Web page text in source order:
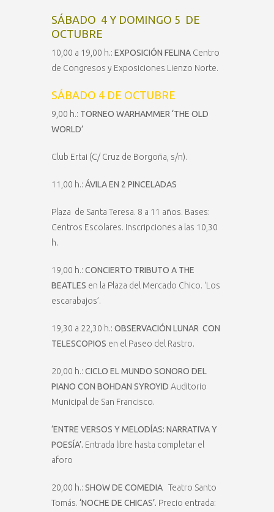
SÁBADO 4 Y DOMINGO 5 DE
OCTUBRE
10,00 a 19,00 h.: EXPOSICIÓN FELINA Centro
de Congresos y Exposiciones Lienzo Norte.
SÁBADO 4 DE OCTUBRE
9,00 h.: TORNEO WARHAMMER ‘THE OLD
WORLD’
Club Ertai (C/ Cruz de Borgoña, s/n).
11,00 h.: ÁVILA EN 2 PINCELADAS
Plaza de Santa Teresa. 8 a 11 años. Bases:
Centros Escolares. Inscripciones a las 10,30
h.
19,00 h.: CONCIERTO TRIBUTO A THE
BEATLES en la Plaza del Mercado Chico. ‘Los
escarabajos’.
19,30 a 22,30 h.: OBSERVACIÓN LUNAR CON
TELESCOPIOS en el Paseo del Rastro.
20,00 h.: CICLO EL MUNDO SONORO DEL
PIANO CON BOHDAN SYROYID Auditorio
Municipal de San Francisco.
‘ENTRE VERSOS Y MELODÍAS: NARRATIVA Y
POESÍA’. Entrada libre hasta completar el
aforo
20,00 h.: SHOW DE COMEDIA Teatro Santo
Tomás. ‘NOCHE DE CHICAS’. Precio entrada: